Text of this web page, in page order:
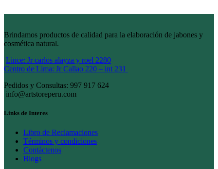
Brindamos productos de calidad para la elaboración de jabones y
cosmética natural.
Lince: Jr carlos alayza y roel 2280
Centro de Lima: Jr Callao 220 – int 231
Pedidos y Consultas: 997 917 624
info@artstoreperu.com
Links de Interes
Libro de Reclamaciones
Términos y condiciones
Contáctenos
Blogs